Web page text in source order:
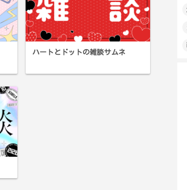
ハートとドットの雑談サムネ